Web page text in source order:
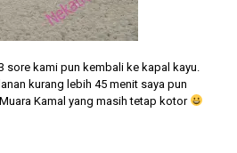
sore kami pun kembali ke kapal kayu.
kurang lebih 45 menit saya pun
Kamal yang masih tetap kotor